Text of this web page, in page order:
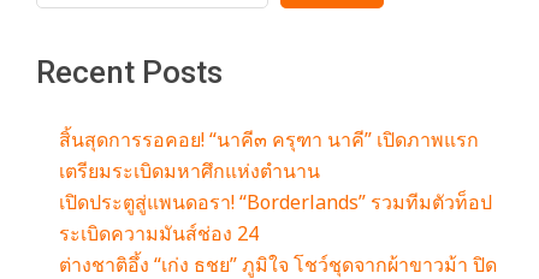
Recent Posts
สิ้นสุดการรอคอย! “นาคี๓ ครุฑา นาคี” เปิดภาพแรก
เตรียมระเบิดมหาศึกแห่งตำนาน
เปิดประตูสู่แพนดอรา! “Borderlands” รวมทีมตัวท็อป
ระเบิดความมันส์ช่อง 24
ต่างชาติอึ้ง “เก่ง ธชย” ภูมิใจ โชว์ชุดจากผ้าขาวม้า ปิด